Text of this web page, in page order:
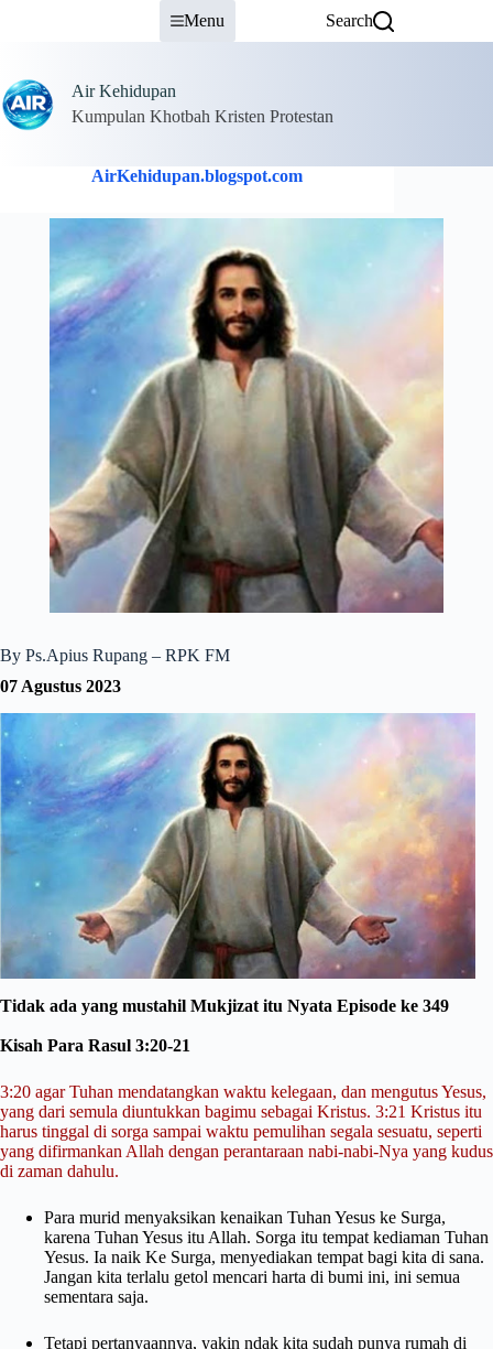
Menu Search
Air Kehidupan
Kumpulan Khotbah Kristen Protestan
AirKehidupan.blogspot.com
By Ps.Apius Rupang – RPK FM
07 Agustus 2023
Tidak ada yang mustahil Mukjizat itu Nyata Episode ke 349
Kisah Para Rasul 3:20-21
3:20 agar Tuhan mendatangkan waktu kelegaan, dan mengutus Yesus,
yang dari semula diuntukkan bagimu sebagai Kristus. 3:21 Kristus itu
harus tinggal di sorga sampai waktu pemulihan segala sesuatu, seperti
yang difirmankan Allah dengan perantaraan nabi-nabi-Nya yang kudus
di zaman dahulu.
Para murid menyaksikan kenaikan Tuhan Yesus ke Surga,
karena Tuhan Yesus itu Allah. Sorga itu tempat kediaman Tuhan
Yesus. Ia naik Ke Surga, menyediakan tempat bagi kita di sana.
Jangan kita terlalu getol mencari harta di bumi ini, ini semua
sementara saja.
Tetapi pertanyaannya, yakin ndak kita sudah punya rumah di